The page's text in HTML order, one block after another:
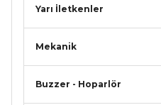
Yarı İletkenler
Mekanik
Buzzer - Hoparlör